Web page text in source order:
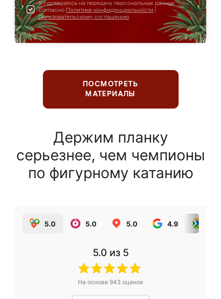
Я соглашаюсь на передачу персональных данных
согласно Политике конфиденциальности
Пользовательскому соглашению
ПОСМОТРЕТЬ
МАТЕРИАЛЫ
Держим планку
серьезнее, чем чемпионы
по фигурному катанию
5.0 5.0 5.0 4.9
5.0 из 5
На основе 943 оценок